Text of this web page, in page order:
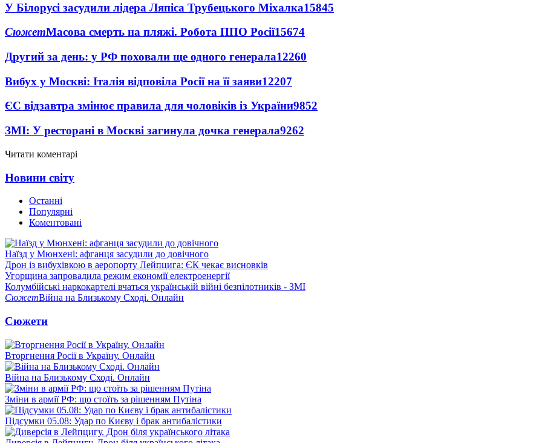
У Білорусі засудили лідера Ляпіса Трубецького Міхалка15845
СюжетМасова смерть на пляжі. Робота ППО Росії15674
Другий за день: у РФ поховали ще одного генерала12260
Вибух у Москві: Італія відповіла Росії на її заяви12207
ЄС відзавтра змінює правила для чоловіків із України9852
ЗМІ: У ресторані в Москві загинула дочка генерала9262
Читати коментарі
Новини світу
Останні
Популярні
Коментовані
Наїзд у Мюнхені: афганця засудили до довічного
Дрон із вибухівкою в аеропорту Лейпцига: ЄК чекає висновків
Угорщина запровадила режим економії електроенергії
Колумбійські наркокартелі вчаться українській війні безпілотників - ЗМІ
СюжетВійна на Близькому Сході. Онлайн
Сюжети
Вторгнення Росії в Україну. Онлайн
Війна на Близькому Сході. Онлайн
Зміни в армії РФ: що стоїть за рішенням Путіна
Підсумки 05.08: Удар по Києву і брак антибалістики